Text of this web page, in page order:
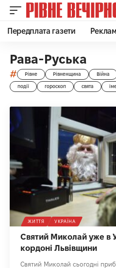
Передплата газети
Рава-Руська
# Рівне Рівненщина Війна
події гороскоп свята
ЖИТТЯ УКРАЇНА
Святий Миколай уже в
кордоні Львівщини
Святий Миколай сьогодні